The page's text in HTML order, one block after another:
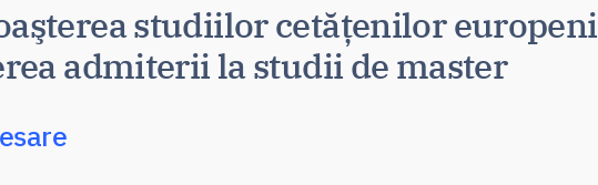
studiilor cetăţenilor europeni
admiterii la studii de master